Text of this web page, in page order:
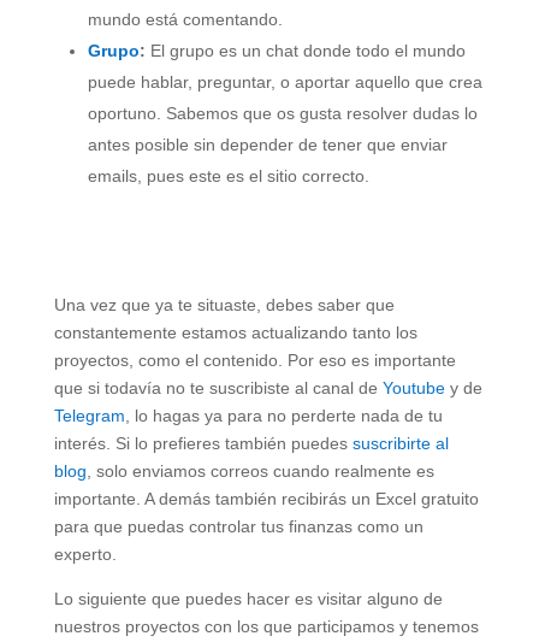
mundo está comentando.
Grupo: El grupo es un chat donde todo el mundo
puede hablar, preguntar, o aportar aquello que crea
oportuno. Sabemos que os gusta resolver dudas lo
antes posible sin depender de tener que enviar
emails, pues este es el sitio correcto.
Una vez que ya te situaste, debes saber que
constantemente estamos actualizando tanto los
proyectos, como el contenido. Por eso es importante
que si todavía no te suscribiste al canal de Youtubey de
Telegram, lo hagas ya para no perderte nada de tu
interés. Si lo prefieres también puedes suscribirte al
blog, solo enviamos correos cuando realmente es
importante. A demás también recibirás un Excel gratuito
para que puedas controlar tus finanzas como un
experto.
Lo siguiente que puedes hacer es visitar alguno de
nuestros proyectos con los que participamos y tenemos